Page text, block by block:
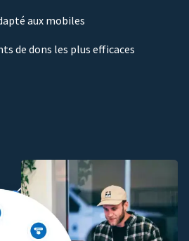
aux mobiles
de dons les plus efficaces